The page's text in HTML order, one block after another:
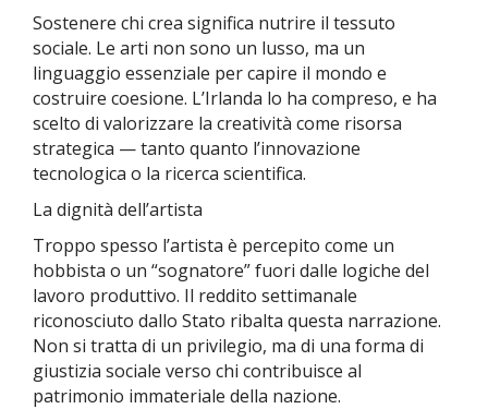
Sostenere chi crea significa nutrire il tessuto
sociale. Le arti non sono un lusso, ma un
linguaggio essenziale per capire il mondo e
costruire coesione. L’Irlanda lo ha compreso, e ha
scelto di valorizzare la creatività come risorsa
strategica — tanto quanto l’innovazione
tecnologica o la ricerca scientifica.
La dignità dell’artista
Troppo spesso l’artista è percepito come un
hobbista o un “sognatore” fuori dalle logiche del
lavoro produttivo. Il reddito settimanale
riconosciuto dallo Stato ribalta questa narrazione.
Non si tratta di un privilegio, ma di una forma di
giustizia sociale verso chi contribuisce al
patrimonio immateriale della nazione.